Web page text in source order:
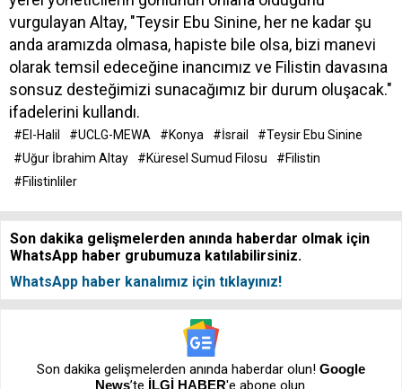
vurgulayan Altay, "Teysir Ebu Sinine, her ne kadar şu
anda aramızda olmasa, hapiste bile olsa, bizi manevi
olarak temsil edeceğine inancımız ve Filistin davasına
sonsuz desteğimizi sunacağımız bir durum oluşacak."
ifadelerini kullandı.
#El-Halil #UCLG-MEWA #Konya #İsrail
#Teysir Ebu Sinine
#Uğur İbrahim Altay
#Küresel Sumud Filosu
#Filistin
#Filistinliler
Son dakika gelişmelerden anında haberdar olmak için
WhatsApp haber grubumuza katılabilirsiniz.
WhatsApp haber kanalımız için tıklayınız!
Son dakika gelişmelerden anında haberdar olun! Google
News’te İLGİ HABER'e abone olun.